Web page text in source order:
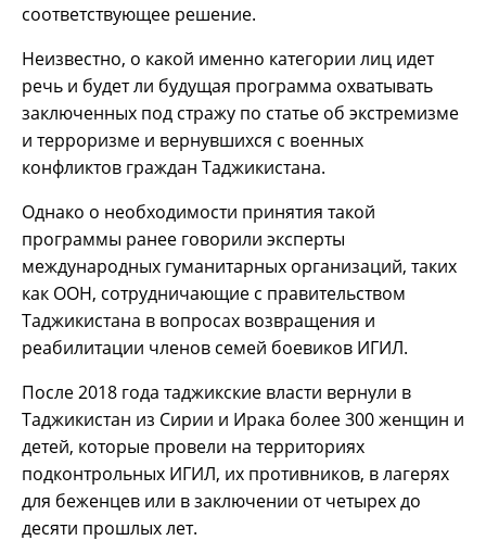
соответствующее решение.
Неизвестно, о какой именно категории лиц идет
речь и будет ли будущая программа охватывать
заключенных под стражу по статье об экстремизме
и терроризме и вернувшихся с военных
конфликтов граждан Таджикистана.
Однако о необходимости принятия такой
программы ранее говорили эксперты
международных гуманитарных организаций, таких
как ООН, сотрудничающие с правительством
Таджикистана в вопросах возвращения и
реабилитации членов семей боевиков ИГИЛ.
После 2018 года таджикские власти вернули в
Таджикистан из Сирии и Ирака более 300 женщин и
детей, которые провели на территориях
подконтрольных ИГИЛ, их противников, в лагерях
для беженцев или в заключении от четырех до
десяти прошлых лет.